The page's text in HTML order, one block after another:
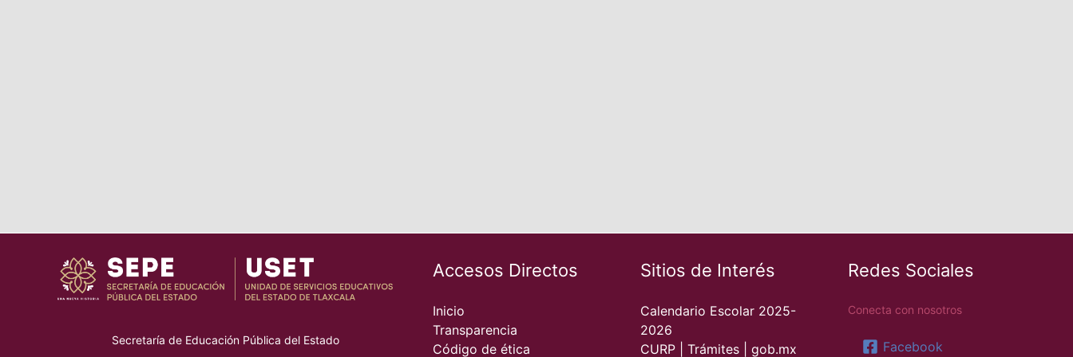
Secretaría de Educación Pública del Estado
Accesos Directos
Inicio
Transparencia
Código de ética
Sitios de Interés
Calendario Escolar 2025-
2026
CURP | Trámites | gob.mx
Redes Sociales
Conecta con nosotros
Facebook